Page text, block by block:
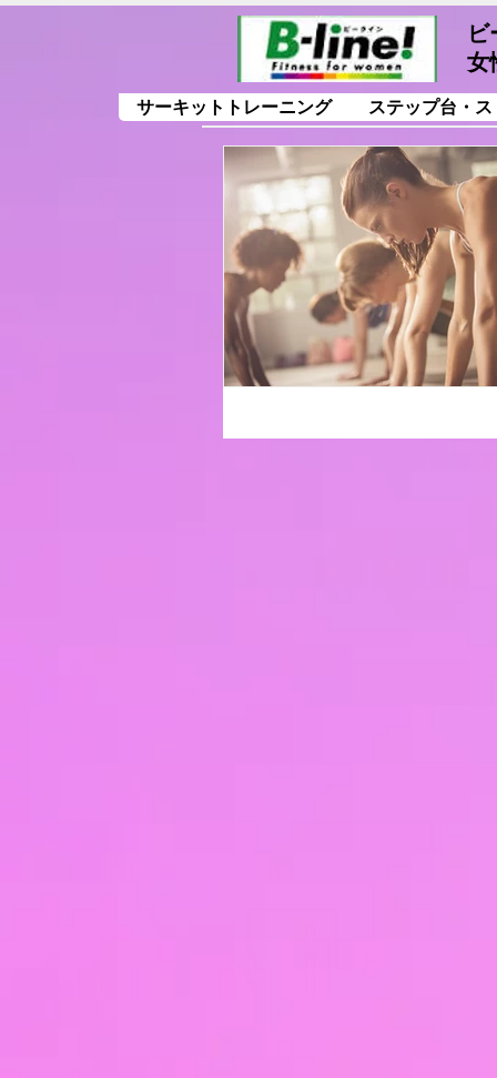
女
サーキットトレーニング ステップ台・